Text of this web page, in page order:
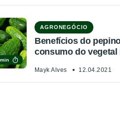
AGRONEGÓCIO
Benefícios do
consumo do
Mayk Alves 12.04.2021